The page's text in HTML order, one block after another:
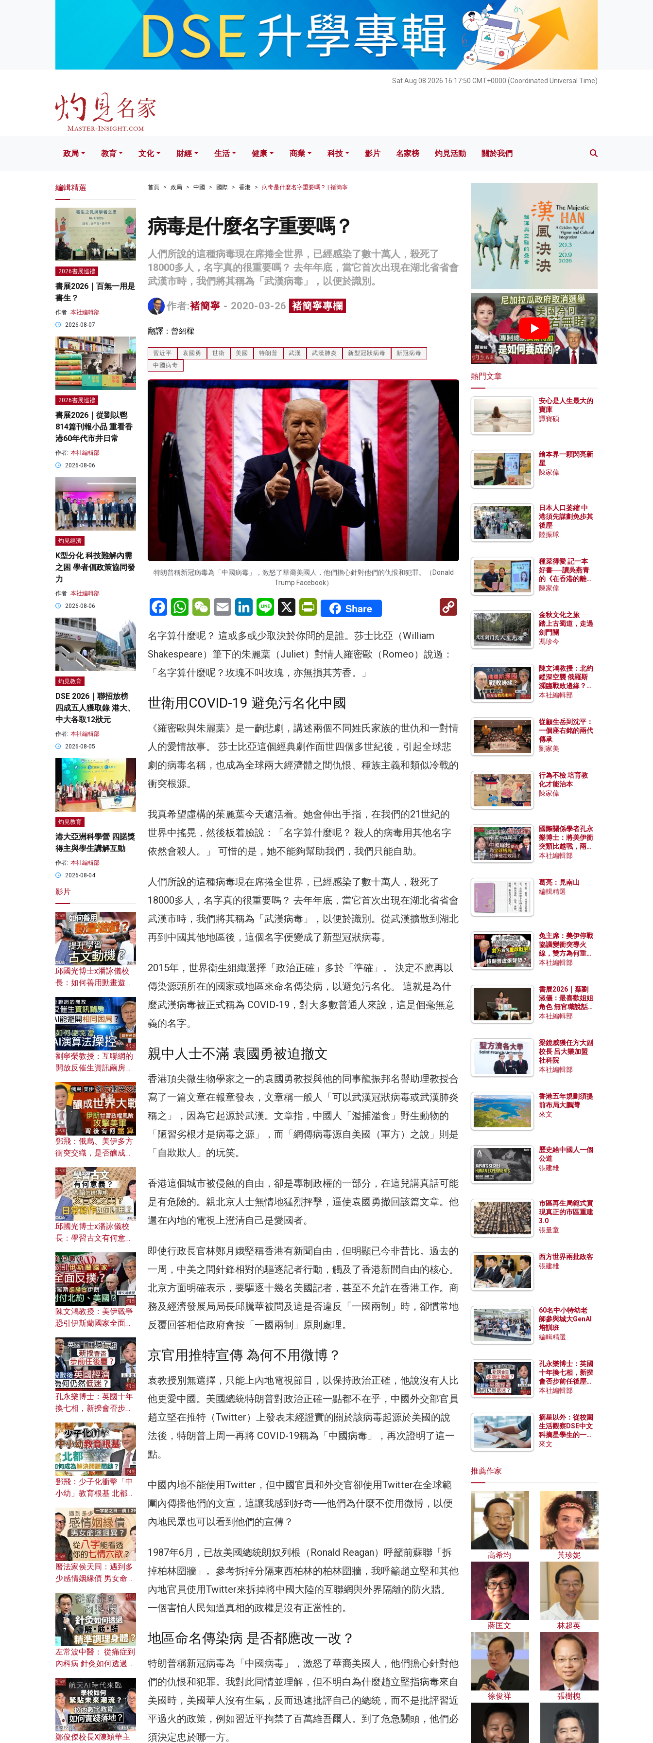
Sat Aug 08 2026 16:17:52 GMT+0000 (Coordinated Universal Time)
文化 財經 生活 健康 科技 影片 名家榜 灼見活動 關於我們
政局 教育 文化 財經 生活 健康 商業 科技 影片 名家榜 灼見活動 關於我們
首頁 政局 中國 國際 香港 病毒是什麼名字重要嗎？ | 褚簡寧
病毒是什麼名字重要嗎？
人們所說的這種病毒現在席捲全世界，已經感染了數十萬人，殺死了
18000多人，名字真的很重要嗎？ 去年年底，當它首次出現在湖北省省會
武漢市時，我們將其稱為「武漢病毒」，以便於識別。
作者:褚簡寧 - 2020-03-26 褚簡寧專欄
翻譯：曾紹樑
習近平 袁國勇 世衛 美國 特朗普 武漢 武漢肺炎 新型冠狀病毒
新冠病毒
中國病毒
特朗普稱新冠病毒為「中國病毒」，激怒了華裔美國人，他們擔心針對他們的仇恨和犯罪。（Donald
Trump Facebook）
FacebookWhatsAppWeChatEmail LinkedInLine X PrintFriendly
Share
名字算什麼呢？ 這或多或少取決於你問的是誰。莎士比亞（William
Shakespeare）筆下的朱麗葉（Juliet）對情人羅密歐（Romeo）說過：
「名字算什麼呢？玫瑰不叫玫瑰，亦無損其芳香。」
世衛用COVID-19 避免污名化中國
《羅密歐與朱麗葉》是一齣悲劇，講述兩個不同姓氏家族的世仇和一對情
人的愛情故事。 莎士比亞這個經典劇作面世四個多世紀後，引起全球悲
劇的病毒名稱，也成為全球兩大經濟體之間仇恨、種族主義和類似冷戰的
衝突根源。
我真希望虛構的茱麗葉今天還活着。她會伸出手指，在我們的21世紀的
世界中搖晃，然後板着臉說：「名字算什麼呢？ 殺人的病毒用其他名字
依然會殺人。」 可惜的是，她不能夠幫助我們，我們只能自助。
人們所說的這種病毒現在席捲全世界，已經感染了數十萬人，殺死了
18000多人，名字真的很重要嗎？ 去年年底，當它首次出現在湖北省省會
武漢市時，我們將其稱為「武漢病毒」，以便於識別。從武漢擴散到湖北
再到中國其他地區後，這個名字便變成了新型冠狀病毒。
2015年，世界衛生組織選擇「政治正確」多於「準確」。 決定不應再以
傳染源頭所在的國家或地區來命名傳染病，以避免污名化。 這就是為什
麼武漢病毒被正式稱為 COVID-19，對大多數普通人來說，這是個毫無意
義的名字。
親中人士不滿 袁國勇被迫撤文
香港頂尖微生物學家之一的袁國勇教授與他的同事龍振邦名譽助理教授合
寫了一篇文章在報章發表，文章稱一般人「可以武漢冠狀病毒或武漢肺炎
稱之」，因為它起源於武漢。文章指，中國人「濫捕濫食」野生動物的
「陋習劣根才是病毒之源」，而「網傳病毒源自美國（軍方）之說」則是
「自欺欺人」的玩笑。
香港這個城市被侵蝕的自由，卻是專制政權的一部分，在這兒講真話可能
是有危險的。親北京人士無情地猛烈抨擊，逼使袁國勇撤回該篇文章。他
還在內地的電視上澄清自己是愛國者。
即使行政長官林鄭月娥堅稱香港有新聞自由，但明顯已今非昔比。過去的
一周，中美之間針鋒相對的驅逐記者行動，觸及了香港新聞自由的核心。
北京方面明確表示，要驅逐十幾名美國記者，甚至不允許在香港工作。商
務及經濟發展局局長邱騰華被問及這是否違反「一國兩制」時，卻慣常地
反覆回答相信政府會按「一國兩制」原則處理。
京官用推特宣傳 為何不用微博？
袁教授別無選擇，只能上內地電視節目，以保持政治正確，他說沒有人比
他更愛中國。美國總統特朗普對政治正確一點都不在乎，中國外交部官員
趙立堅在推特（Twitter）上發表未經證實的關於該病毒起源於美國的說
法後，特朗普上周一再將 COVID-19稱為「中國病毒」，再次證明了這一
點。
中國內地不能使用Twitter，但中國官員和外交官卻使用Twitter在全球範
圍內傳播他們的文宣，這讓我感到好奇──他們為什麼不使用微博，以便
內地民眾也可以看到他們的宣傳？
1987年6月，已故美國總統朗奴列根（Ronald Reagan）呼籲前蘇聯「拆
掉柏林圍牆」。參考拆掉分隔東西柏林的柏林圍牆，我呼籲趙立堅和其他
內地官員使用Twitter來拆掉將中國大陸的互聯網與外界隔離的防火牆。
一個害怕人民知道真相的政權是沒有正當性的。
地區命名傳染病 是否都應改一改？
特朗普稱新冠病毒為「中國病毒」，激怒了華裔美國人，他們擔心針對他
們的仇恨和犯罪。我對此同情並理解，但不明白為什麼趙立堅指病毒來自
美國時，美國華人沒有生氣，反而迅速批評自己的總統，而不是批評習近
平過火的政策，例如習近平拘禁了百萬維吾爾人。到了危急關頭，他們必
須決定忠於哪一方。
編輯精選
2026書展巡禮
書展2026｜百無一用是
書生？
作者: 本社編輯部
2026-08-07
2026書展巡禮
書展2026｜從劉以鬯
814篇刊報小品 重看香
港60年代市井日常
作者: 本社編輯部
2026-08-06
灼見經濟
K型分化 科技難解內需
之困 學者倡政策協同發
力
作者: 本社編輯部
2026-08-06
灼見教育
DSE 2026｜聯招放榜
四成五人獲取錄 港大、
中大各取12狀元
作者: 本社編輯部
2026-08-05
灼見教育
港大亞洲科學營 四諾獎
得主與學生講解互動
作者: 本社編輯部
2026-08-04
影片
邱國光博士x潘詠儀校
長：如何善用動畫遊戲
劉寧榮教授：互聯網的
開放反催生資訊繭房，
何避免遭AI演算法操
控？
鄧飛：俄烏、美伊多方
衝突交織，是否釀成世
風險攻擊美軍，背後有
何盤算？
邱國光博士x潘詠儀校
長：學習古文有何意
文之美？ 日常寫作如何
應用？
陳文鴻教授：美伊戰爭
恐引伊斯蘭國家全面反
對付北約美國？
孔永樂博士：英國十年
換七相，新揆會否步前
濟為何仍然低迷？
鄧飛：少子化衝擊「中
小幼」教育根基 北都如
曆法家侯天同：遇到多
少感情姻緣債 男女命途
的七情六欲？
左常波中醫： 從痛症到
內科病 針灸如何透過解
鄭俊傑校長X陳穎華主
熱門文章
安心是人生最大的
寶庫
譚寶碩
繪本界一顆閃亮新
星
陳家偉
日本人口萎縮 中
港須先謀劃免步其
後塵
陸振球
種菜得愛 記一本
好書──讀吳燕青
的《在香港的離島
種菜》
陳家偉
金秋文化之旅──
踏上古蜀道，走過
劍門關
馮珍今
陳文鴻教授：北約
縱深空襲 俄羅斯
瀕臨戰敗邊緣？中
國零部件能左右戰
本社編輯部
從顧生岳到沈平：
一個座右銘的兩代
傳承
劉家美
行為不檢 培育教
化才能治本
陳家偉
國際關係學者孔永
樂博士：將美伊衝
突類比越戰，兩者
有何異同？中國崛
本社編輯部
葛亮：見南山
編輯精選
兔主席：美伊停戰
協議變衝突導火
線，雙方為何重啟
戰爭？伊朗一早洞
本社編輯部
書展2026｜葉劉
淑儀：最喜歡姐姐
角色 無官職說話
包袱少
本社編輯部
梁鏡威獲任方大副
校長 呂大樂加盟
社科院
本社編輯部
香港五年規劃須提
前布局大鵬灣
來文
歷史給中國人一個
公道
張建雄
市區再生局範式實
現真正的市區重建
3.0
張量童
西方世界兩批政客
張建雄
60名中小特幼老
師參與城大GenAI
培訓班
編輯精選
孔永樂博士：英國
十年換七相，新揆
會否步前任後塵？
脫歐後英國經濟為
本社編輯部
摘星以外：從校園
生活觀察DSE中文
科摘星學生的一點
特質
來文
推薦作家
高希均 黃珍妮
蔣匡文 林超英
徐俊祥 張樹槐